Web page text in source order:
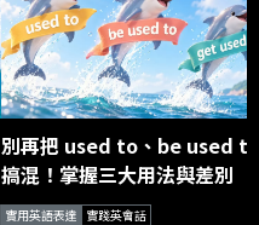
別再把 used to、be used to
搞混！掌握三大用法與差別
實用英語表達 實踐英會話